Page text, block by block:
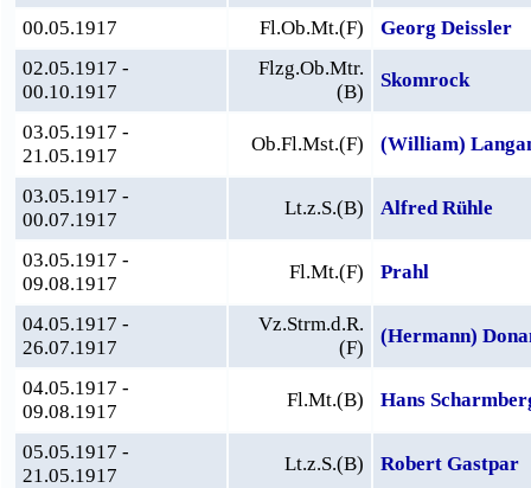
00.05.1917 Fl.Ob.Mt.(F)
Georg Deissler
02.05.1917 -
00.10.1917
Flzg.Ob.Mtr.
(B)
Skomrock
03.05.1917 -
21.05.1917
Ob.Fl.Mst.(F) (William)
03.05.1917 -
00.07.1917
Lt.z.S.(B) Alfred Rühle
03.05.1917 -
09.08.1917
Fl.Mt.(F) Prahl
04.05.1917 -
26.07.1917
Vz.Strm.d.R.
(F)
(Hermann)
04.05.1917 -
09.08.1917
Fl.Mt.(B) Hans
05.05.1917 -
21.05.1917
Lt.z.S.(B) Robert Gastpar